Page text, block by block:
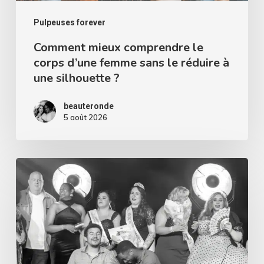
Pulpeuses forever
le
réduire
silhouette
Comment mieux comprendre le
corps d’une femme sans le réduire à
une silhouette ?
beauteronde
5 août 2026
Miss
Curvy
Pays
de
la
Loire